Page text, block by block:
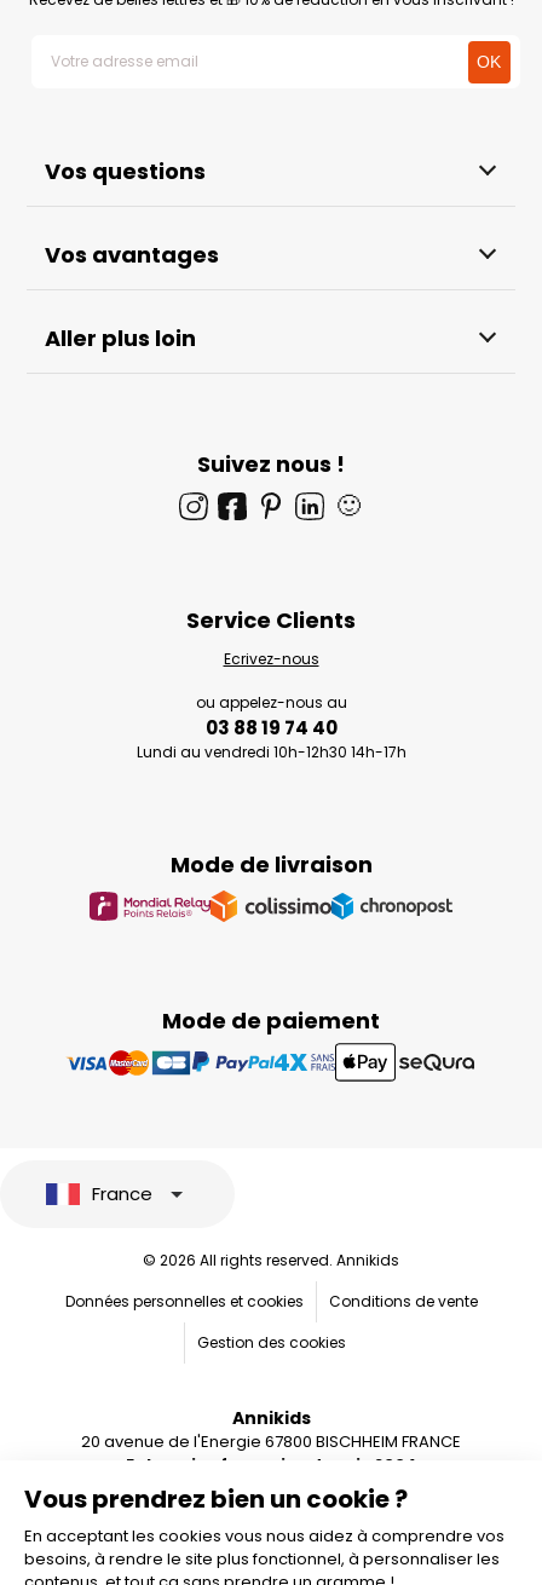
Vos questions
Vos avantages
Aller plus loin
Suivez nous !
🙂
Mode de paiement
Mode de livraison
Service Clients
Ecrivez-nous
ou appelez-nous au
03 88 19 74 40
Lundi au vendredi 10h-12h30 14h-17h
Vous prendrez bien un cookie ?
En acceptant les cookies vous nous aidez à comprendre vos
besoins, à rendre le site plus fonctionnel, à personnaliser les
France
© 2026 All rights reserved. Annikids
Données personnelles et cookies
Conditions de vente
Gestion des cookies
Annikids
20 avenue de l'Energie 67800 BISCHHEIM FRANCE
Entreprise française depuis 2004